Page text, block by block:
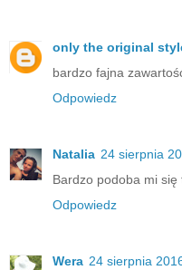
only the original
bardzo fajna
Odpowiedz
Natalia 24 sierpnia
Bardzo podoba mi się
Odpowiedz
Wera 24 sierpnia